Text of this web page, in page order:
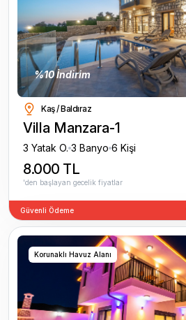
%10 İndirim
Kaş / Baldıraz
Villa Manzara-1
3 Yatak O. 3 Banyo 6 Kişi
8.000 TL
'den başlayan gecelik fiyatlar
Güvenli Ödeme
Korunaklı Havuz Alanı